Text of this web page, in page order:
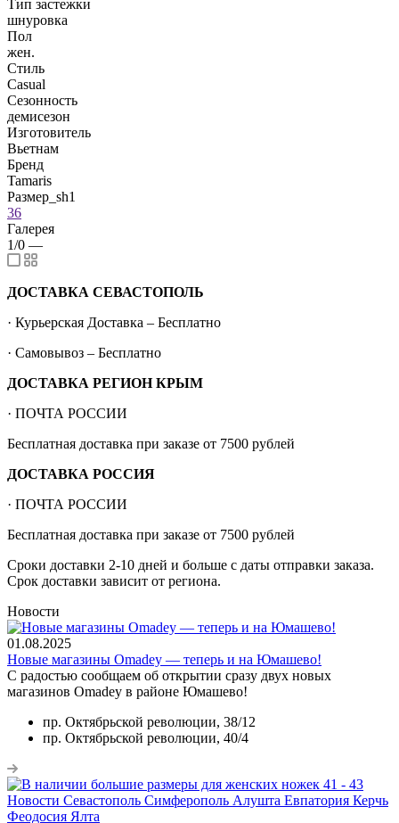
Тип застежки
шнуровка
Пол
жен.
Стиль
Casual
Сезонность
демисезон
Изготовитель
Вьетнам
Бренд
Tamaris
Размер_sh1
36
Галерея
1/0 —
ДОСТАВКА СЕВАСТОПОЛЬ
· Курьерская Доставка – Бесплатно
· Самовывоз – Бесплатно
ДОСТАВКА РЕГИОН КРЫМ
· ПОЧТА РОССИИ
Бесплатная доставка при заказе от 7500 рублей
ДОСТАВКА РОССИЯ
· ПОЧТА РОССИИ
Бесплатная доставка при заказе от 7500 рублей
Сроки доставки 2-10 дней и больше с даты отправки заказа.
Срок доставки зависит от региона.
Новости
01.08.2025
Новые магазины Omadey — теперь и на Юмашево!
С радостью сообщаем об открытии сразу двух новых
магазинов Omadey в районе Юмашево!
пр. Октябрьской революции, 38/12
пр. Октябрьской революции, 40/4